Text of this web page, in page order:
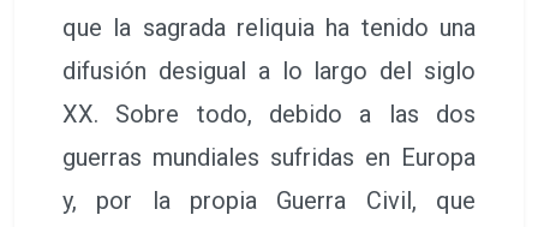
que la sagrada reliquia ha tenido una
difusión desigual a lo largo del siglo
XX. Sobre todo, debido a las dos
guerras mundiales sufridas en Europa
y, por la propia Guerra Civil, que